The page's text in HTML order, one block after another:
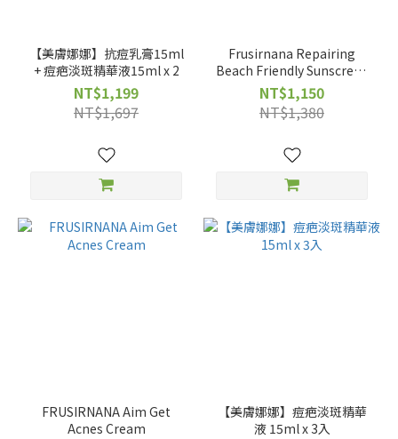
【美膚娜娜】抗痘乳膏15ml
+ 痘疤淡斑精華液15ml x 2
NT$1,199
NT$1,697
Frusirnana Repairing
Beach Friendly Sunscreen
Gel
NT$1,150
NT$1,380
FRUSIRNANA Aim Get
Acnes Cream
【美膚娜娜】痘疤淡斑精華
液 15ml x 3入